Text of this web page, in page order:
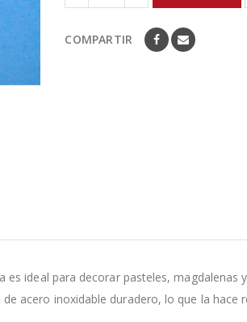
COMPARTIR
es ideal para decorar pasteles,
acero inoxidable duradero, lo que la hace